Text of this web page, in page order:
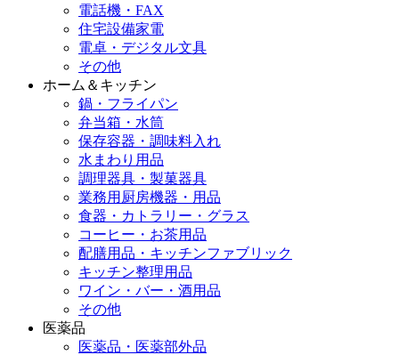
電話機・FAX
住宅設備家電
電卓・デジタル文具
その他
ホーム＆キッチン
鍋・フライパン
弁当箱・水筒
保存容器・調味料入れ
水まわり用品
調理器具・製菓器具
業務用厨房機器・用品
食器・カトラリー・グラス
コーヒー・お茶用品
配膳用品・キッチンファブリック
キッチン整理用品
ワイン・バー・酒用品
その他
医薬品
医薬品・医薬部外品